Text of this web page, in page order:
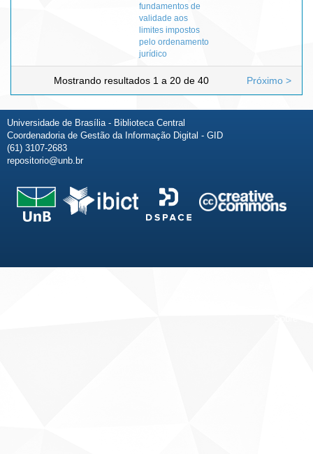
fundamentos de
validade aos
limites impostos
pelo ordenamento
jurídico
Mostrando resultados 1 a 20 de 40 Próximo >
Universidade de Brasília - Biblioteca Central
Coordenadoria de Gestão da Informação Digital - GID
(61) 3107-2683
repositorio@unb.br